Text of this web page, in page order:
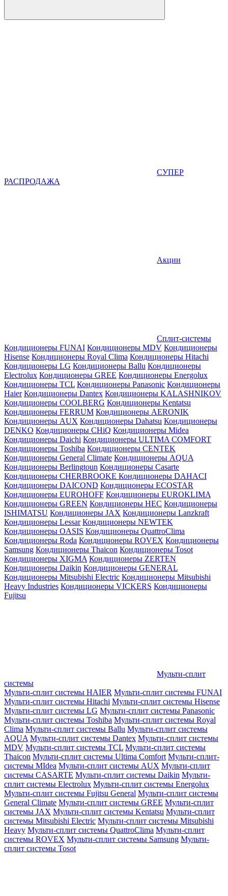
СУПЕР
РАСПРОДАЖА
Акции
Сплит-системы
Кондиционеры FUNAI Кондиционеры MDV Кондиционеры
Hisense Кондиционеры Royal Clima Кондиционеры Hitachi
Кондиционеры LG Кондиционеры Ballu Кондиционеры
Electrolux Кондиционеры GREE Кондиционеры Energolux
Кондиционеры TCL Кондиционеры Panasonic Кондиционеры
Haier Кондиционеры Dantex Кондиционеры KALASHNIKOV
Кондиционеры СOOLBERG Кондиционеры Kentatsu
Кондиционеры FERRUM Кондиционеры AERONIK
Кондиционеры AUX Кондиционеры Dahatsu Кондиционеры
DENKO Кондиционеры CHiQ Кондиционеры Midea
Кондиционеры Daichi Кондиционеры ULTIMA COMFORT
Кондиционеры Toshiba Кондиционеры CENTEK
Кондиционеры General Climate Кондиционеры AQUA
Кондиционеры Berlingtoun Кондиционеры Casarte
Кондиционеры CHERBROOKE Кондиционеры DAHACI
Кондиционеры DAICOND Кондиционеры ECOSTAR
Кондиционеры EUROHOFF Кондиционеры EUROKLIMA
Кондиционеры GREEN Кондиционеры HEC Кондиционеры
ISHIMATSU Кондиционеры JAX Кондиционеры Lanzkraft
Кондиционеры Lessar Кондиционеры NEWTEK
Кондиционеры OASIS Кондиционеры QuattroClima
Кондиционеры Roda Кондиционеры ROVEX Кондиционеры
Samsung Кондиционеры Thaicon Кондиционеры Tosot
Кондиционеры XIGMA Кондиционеры ZERTEN
Кондиционеры Daikin Кондиционеры GENERAL
Кондиционеры Mitsubishi Electric Кондиционеры Mitsubishi
Heavy Industries Кондиционеры VICKERS Кондиционеры
Fujitsu
Мульти-сплит
системы
Мульти-сплит системы HAIER Мульти-сплит системы FUNAI
Мульти-сплит системы Hitachi Мульти-сплит системы Hisense
Мульти-сплит системы LG Мульти-сплит системы Panasonic
Мульти-сплит системы Toshiba Мульти-сплит системы Royal
Clima Мульти-сплит системы Ballu Мульти-сплит системы
AQUA Мульти-сплит системы Dantex Мульти-сплит системы
MDV Мульти-сплит системы TCL Мульти-сплит системы
Thaicon Мульти-сплит системы Ultima Comfort Мульти-сплит-
системы MIdea Мульти-сплит системы AUX Мульти-сплит
системы CASARTE Мульти-сплит системы Daikin Мульти-
сплит системы Electrolux Мульти-сплит системы Energolux
Мульти-сплит системы Fujitsu General Мульти-сплит системы
General Climate Мульти-сплит системы GREE Мульти-сплит
системы JAX Мульти-сплит системы Kentatsu Мульти-сплит
системы Mitsubishi Electric Мульти-сплит системы Mitsubishi
Heavy Мульти-сплит системы QuattroClima Мульти-сплит
системы ROVEX Мульти-сплит системы Samsung Мульти-
сплит системы Tosot